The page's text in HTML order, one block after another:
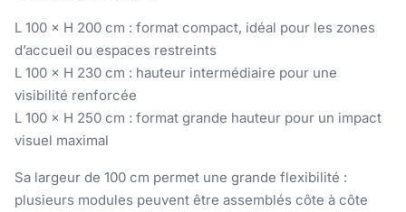
L 100 × H 200 cm : format compact, idéal pour les zones
d’accueil ou espaces restreints
L 100 × H 230 cm : hauteur intermédiaire pour une
visibilité renforcée
L 100 × H 250 cm : format grande hauteur pour un impact
visuel maximal
Sa largeur de 100 cm permet une grande flexibilité :
plusieurs modules peuvent être assemblés côte à côte